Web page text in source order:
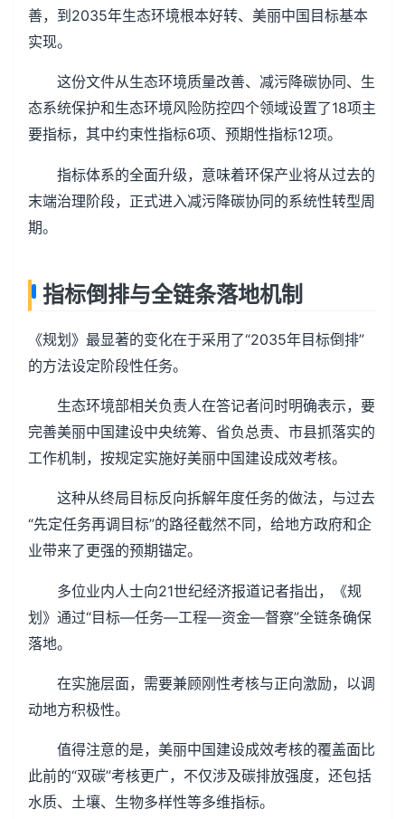
善，到2035年生态环境根本好转、美丽中国目标基本
实现。
这份文件从生态环境质量改善、减污降碳协同、生
态系统保护和生态环境风险防控四个领域设置了18项主
要指标，其中约束性指标6项、预期性指标12项。
指标体系的全面升级，意味着环保产业将从过去的
末端治理阶段，正式进入减污降碳协同的系统性转型周
期。
指标倒排与全链条落地机制
《规划》最显著的变化在于采用了“2035年目标倒排”
的方法设定阶段性任务。
生态环境部相关负责人在答记者问时明确表示，要
完善美丽中国建设中央统筹、省负总责、市县抓落实的
工作机制，按规定实施好美丽中国建设成效考核。
这种从终局目标反向拆解年度任务的做法，与过去
“先定任务再调目标”的路径截然不同，给地方政府和企
业带来了更强的预期锚定。
多位业内人士向21世纪经济报道记者指出，《规
划》通过“目标—任务—工程—资金—督察”全链条确保
落地。
在实施层面，需要兼顾刚性考核与正向激励，以调
动地方积极性。
值得注意的是，美丽中国建设成效考核的覆盖面比
此前的“双碳”考核更广，不仅涉及碳排放强度，还包括
水质、土壤、生物多样性等多维指标。